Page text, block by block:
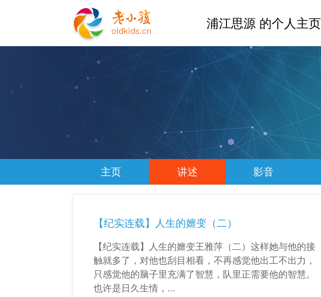
浦江思源 的个人主页
主页 讲述 影音
【纪实连载】人生的嬗变（二）
【纪实连载】人生的嬗变王雅萍（二）这样她与他的接
触就多了，对他也刮目相看，不再感觉他出工不出力，
只感觉他的脑子里充满了智慧，队里正需要他的智慧。
也许是日久生情，...